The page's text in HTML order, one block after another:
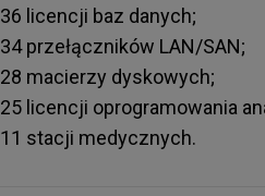
36 licencji baz danych;
34 przełączników LAN/SAN;
28 macierzy dyskowych;
25 licencji oprogramowania
11 stacji medycznych.